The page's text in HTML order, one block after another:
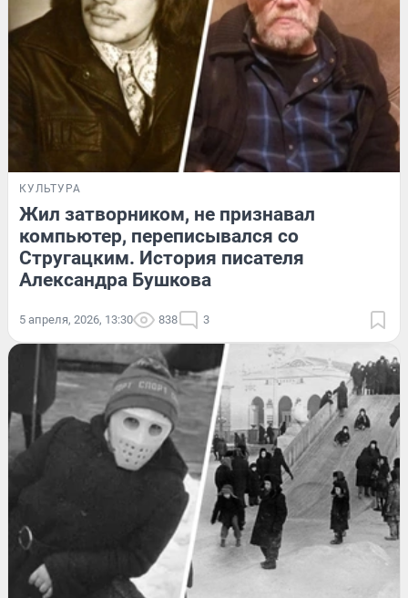
КУЛЬТУРА
Жил затворником, не признавал
компьютер, переписывался со
Стругацким. История писателя
Александра Бушкова
5 апреля, 2026, 13:30 838 3